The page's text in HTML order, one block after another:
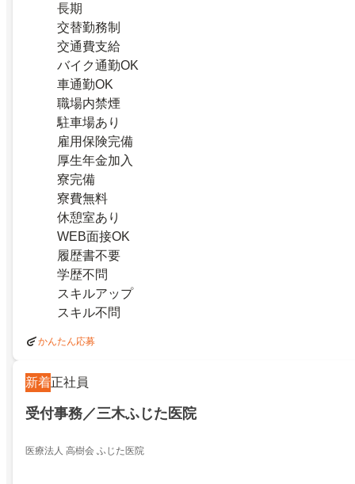
長期
交替勤務制
交通費支給
バイク通勤OK
車通勤OK
職場内禁煙
駐車場あり
雇用保険完備
厚生年金加入
寮完備
寮費無料
休憩室あり
WEB面接OK
履歴書不要
学歴不問
スキルアップ
スキル不問
かんたん応募
新着正社員
受付事務／三木ふじた医院
医療法人 高樹会 ふじた医院